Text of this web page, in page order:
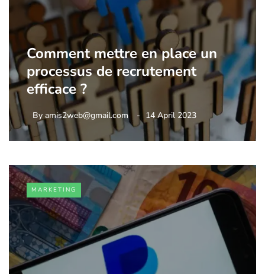
Comment mettre en place un
processus de recrutement
efficace ?
By amis2web@gmail.com 14 April 2023
MARKETING